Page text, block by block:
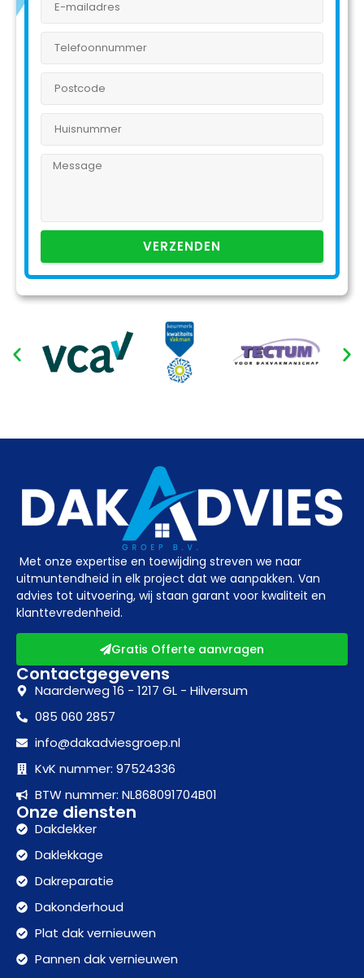
VERZENDEN
Met onze expertise en toewijding streven we naar
uitmuntendheid in elk project dat we aanpakken. Van
advies tot uitvoering, wij staan garant voor kwaliteit en
klanttevredenheid.
Gratis Offerte aanvragen
Contactgegevens
Naarderweg 16 - 1217 GL - Hilversum
085 060 2857
info@dakadviesgroep.nl
KvK nummer: 97524336
BTW nummer: NL868091704B01
Onze diensten
Dakdekker
Daklekkage
Dakreparatie
Dakonderhoud
Plat dak vernieuwen
Pannen dak vernieuwen